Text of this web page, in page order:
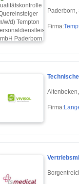
Paderborn,
Firma:
Firma: